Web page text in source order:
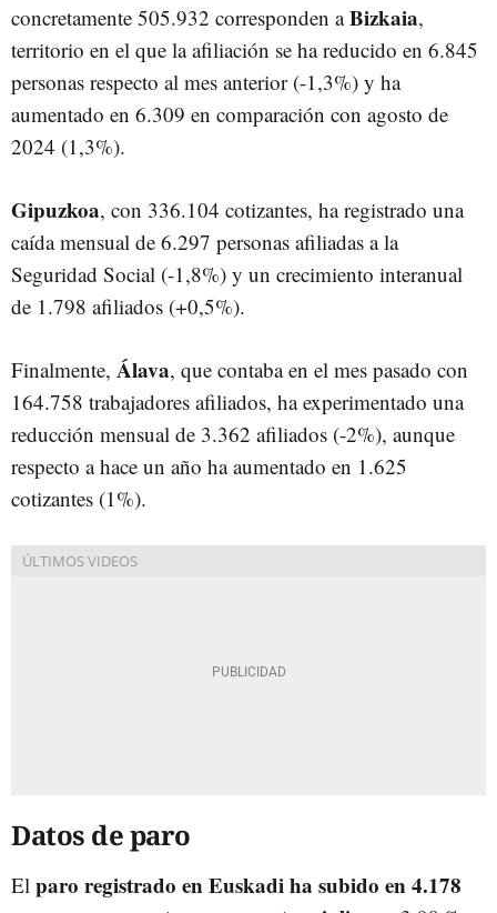
concretamente 505.932 corresponden aBizkaia,
territorio en el que la afiliación se ha reducido en 6.845
personas respecto al mes anterior (-1,3%) y ha
aumentado en 6.309 en comparación con agosto de
2024 (1,3%).
Gipuzkoa, con 336.104 cotizantes, ha registrado una
caída mensual de 6.297 personas afiliadas a la
Seguridad Social (-1,8%) y un crecimiento interanual
de 1.798 afiliados (+0,5%).
Finalmente, Álava, que contaba en el mes pasado con
164.758 trabajadores afiliados, ha experimentado una
reducción mensual de 3.362 afiliados (-2%), aunque
respecto a hace un año ha aumentado en 1.625
cotizantes (1%).
Datos de paro
El paro registrado en Euskadi ha subido en 4.178